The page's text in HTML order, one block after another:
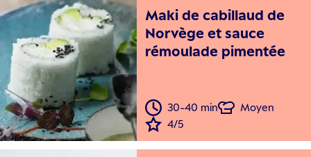
Maki de cabillaud de
Norvège et sauce
rémoulade pimentée
30-40 min
Moyen
4/5